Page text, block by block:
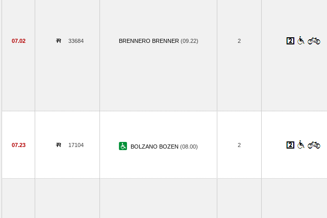
07.02 33684 BRENNERO BRENNER (09.22) 2
07.23 17104 BOLZANO BOZEN (08.00) 2